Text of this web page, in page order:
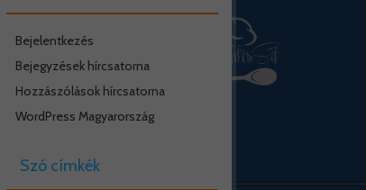
Bejelentkezés
Bejegyzések hírcsatorna
Hozzászólások hírcsatorna
WordPress Magyarország
Szó címkék